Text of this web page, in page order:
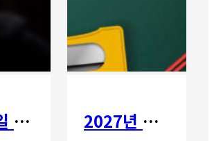
성금요일 칸타타 2027년 갈보리 어학원 유치부 신입생 모집